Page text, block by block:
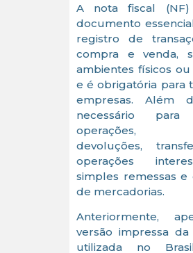
A nota fiscal
documento
registro de
compra e venda,
ambientes físicos ou
e é obrigatória para
empresas. Além
necessário para
operações,
devoluções,
operações
simples remessas e
de mercadorias.
Anteriormente,
versão impressa
utilizada no